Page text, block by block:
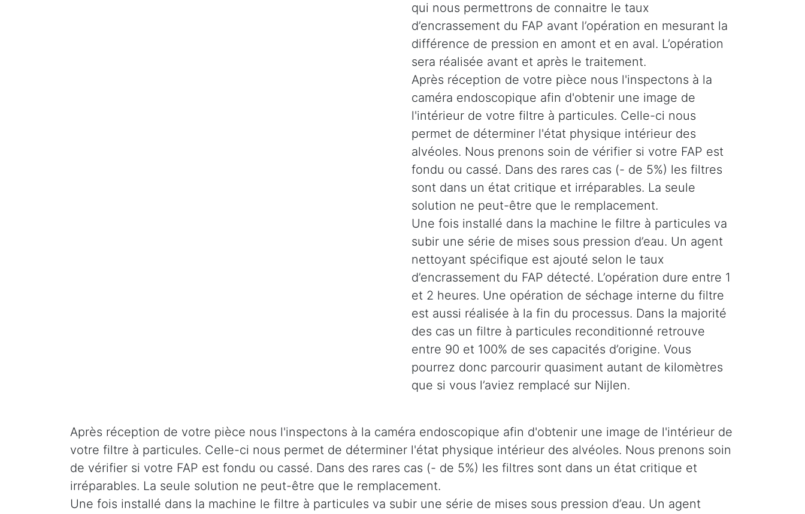
qui nous permettrons de connaitre le taux
d’encrassement du FAP avant l’opération en mesurant la
différence de pression en amont et en aval. L’opération
sera réalisée avant et après le traitement.
Après réception de votre pièce nous l'inspectons à la
caméra endoscopique afin d'obtenir une image de
l'intérieur de votre filtre à particules. Celle-ci nous
permet de déterminer l'état physique intérieur des
alvéoles. Nous prenons soin de vérifier si votre FAP est
fondu ou cassé. Dans des rares cas (- de 5%) les filtres
sont dans un état critique et irréparables. La seule
solution ne peut-être que le remplacement.
Une fois installé dans la machine le filtre à particules va
subir une série de mises sous pression d’eau. Un agent
nettoyant spécifique est ajouté selon le taux
d’encrassement du FAP détecté. L’opération dure entre 1
et 2 heures. Une opération de séchage interne du filtre
est aussi réalisée à la fin du processus. Dans la majorité
des cas un filtre à particules reconditionné retrouve
entre 90 et 100% de ses capacités d’origine. Vous
pourrez donc parcourir quasiment autant de kilomètres
que si vous l’aviez remplacé sur Nijlen.
Après réception de votre pièce nous l'inspectons à la caméra endoscopique afin d'obtenir une image de l'intérieur de
votre filtre à particules. Celle-ci nous permet de déterminer l'état physique intérieur des alvéoles. Nous prenons soin
de vérifier si votre FAP est fondu ou cassé. Dans des rares cas (- de 5%) les filtres sont dans un état critique et
irréparables. La seule solution ne peut-être que le remplacement.
Une fois installé dans la machine le filtre à particules va subir une série de mises sous pression d’eau. Un agent